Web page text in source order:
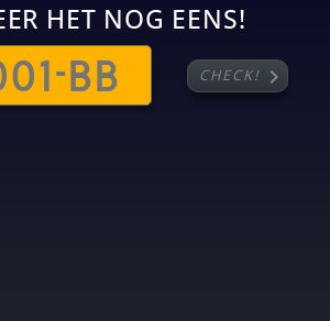
HET NOG EENS!
CHECK! chevron_right